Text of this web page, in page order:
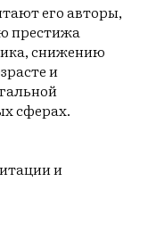
его авторы,
престижа
снижению
и
сферах.
и